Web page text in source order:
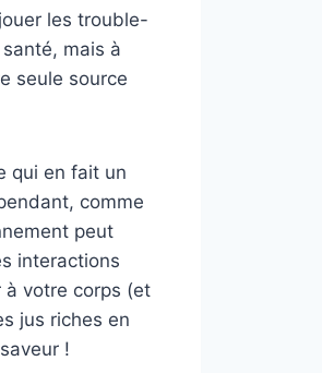
les trouble-
mais à
seule source
qui en fait un
comme
peut
interactions
à votre corps (et
jus riches en
!